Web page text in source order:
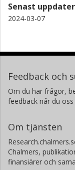
Senast
2024-03-07
Feedback och
Om du har frågor,
feedback når du oss
Om tjänsten
Chalmers,
finansiärer och